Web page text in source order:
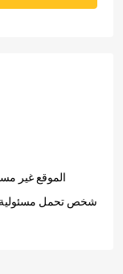
الموقع غير
شخص تحمل مسئولية